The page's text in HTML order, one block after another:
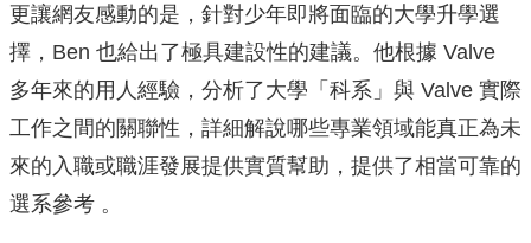
更讓網友感動的是，針對少年即將面臨的大學升學選
擇，Ben 也給出了極具建設性的建議。他根據 Valve
多年來的用人經驗，分析了大學「科系」與 Valve 實際
工作之間的關聯性，詳細解說哪些專業領域能真正為未
來的入職或職涯發展提供實質幫助，提供了相當可靠的
選系參考 。